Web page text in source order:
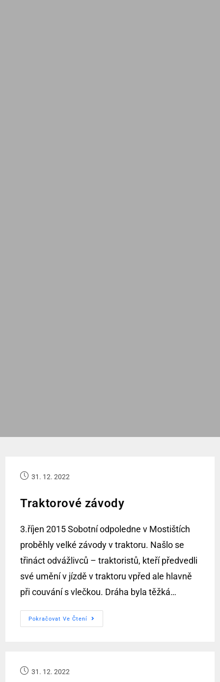
31. 12. 2022
Traktorové závody
3.říjen 2015 Sobotní odpoledne v Mostištích
proběhly velké závody v traktoru. Našlo se
třináct odvážlivců – traktoristů, kteří předvedli
své umění v jízdě v traktoru vpřed ale hlavně
při couvání s vlečkou. Dráha byla těžká…
Pokračovat Ve Čtení
31. 12. 2022